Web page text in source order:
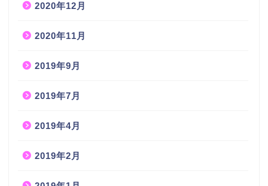
2020年12月
2020年11月
2019年9月
2019年7月
2019年4月
2019年2月